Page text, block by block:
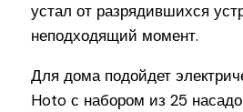
устал от разрядившихся
неподходящий момент.
Для дома подойдет
Hoto с набором из 25